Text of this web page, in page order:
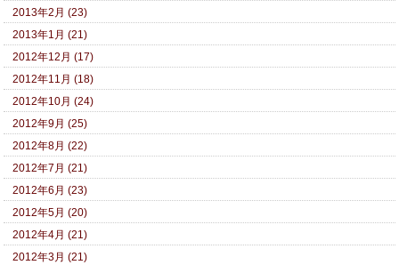
2013年2月 (23)
2013年1月 (21)
2012年12月 (17)
2012年11月 (18)
2012年10月 (24)
2012年9月 (25)
2012年8月 (22)
2012年7月 (21)
2012年6月 (23)
2012年5月 (20)
2012年4月 (21)
2012年3月 (21)